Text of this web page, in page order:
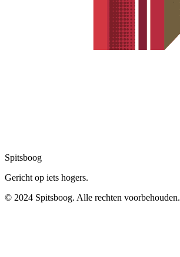
Spitsboog
Gericht op iets hogers.
© 2024 Spitsboog. Alle rechten voorbehouden.